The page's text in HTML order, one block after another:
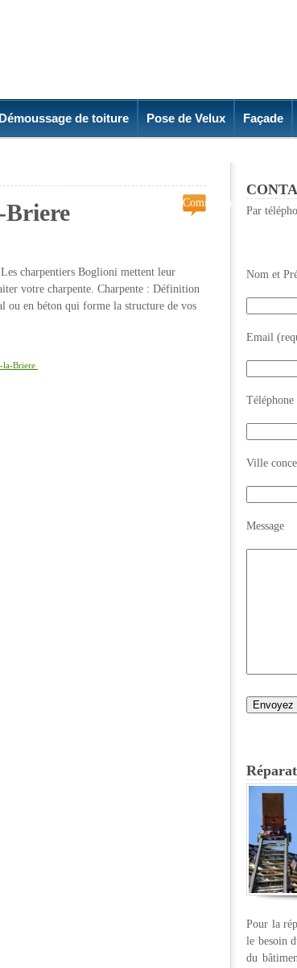
Démoussage de toiture Pose de Velux Façade
Commentaires
fermés
Mars-
la-
charpentiers Boglioni mettent leur
votre charpente. Charpente : Définition
ou en béton qui forme la structure de vos
la-Briere
Par
Nom et
Email
Téléphone
Ville
Message
Pour la
le besoin
du